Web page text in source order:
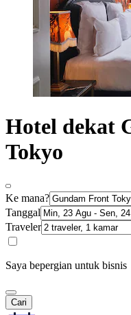
Hotel dekat
Tokyo
Ke mana?
Tanggal
Traveler
Saya bepergian untuk bisnis
Cari